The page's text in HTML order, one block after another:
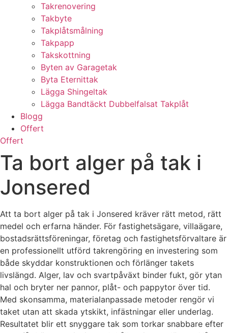
Takrenovering
Takbyte
Takplåtsmålning
Takpapp
Takskottning
Byten av Garagetak
Byta Eternittak
Lägga Shingeltak
Lägga Bandtäckt Dubbelfalsat Takplåt
Blogg
Offert
Offert
Ta bort alger på tak i
Jonsered
Att ta bort alger på tak i Jonsered kräver rätt metod, rätt
medel och erfarna händer. För fastighetsägare, villaägare,
bostadsrättsföreningar, företag och fastighetsförvaltare är
en professionellt utförd takrengöring en investering som
både skyddar konstruktionen och förlänger takets
livslängd. Alger, lav och svartpåväxt binder fukt, gör ytan
hal och bryter ner pannor, plåt- och pappytor över tid.
Med skonsamma, materialanpassade metoder rengör vi
taket utan att skada ytskikt, infästningar eller underlag.
Resultatet blir ett snyggare tak som torkar snabbare efter